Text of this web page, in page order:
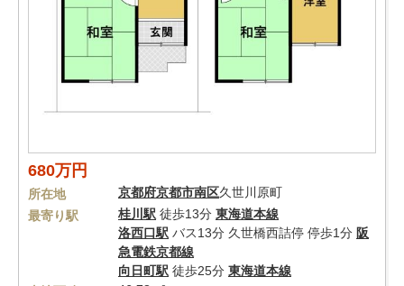
680万円
所在地 京都府京都市南区久世川原町
最寄り駅
桂川駅 徒歩13分 東海道本線
洛西口駅 バス13分 久世橋西詰停 停歩1分 阪
急電鉄京都線
向日町駅 徒歩25分 東海道本線